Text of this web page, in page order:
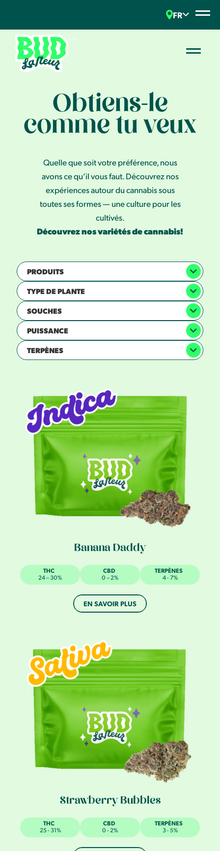
FR
Obtiens-le
comme tu veux
Quelle que soit votre préférence, nous
avons ce qu’il vous faut. Découvrez nos
expériences autour du cannabis sous
toutes ses formes — une culture pour les
cultivés.
Découvrez nos variétés de cannabis!
PRODUITS
TYPE DE PLANTE
SOUCHES
PUISSANCE
TERPÈNES
Banana Daddy
THC
24 – 30%
CBD
0 – 2%
TERPÈNES
4 - 7%
EN SAVOIR PLUS
Strawberry Bubbles
THC
25 - 31%
CBD
0 - 2%
TERPÈNES
3 - 5%